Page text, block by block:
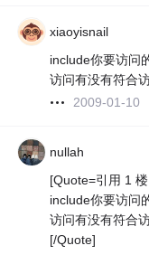
xiaoyisnail
include你要访问
访问有没有符合
2009-01-10
nullah
[Quote=引用 1
include你要访问
访问有没有符合
[/Quote]